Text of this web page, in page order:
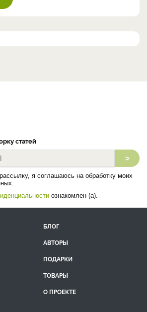
статей
>
я соглашаюсь на обработку моих
ознакомлен (а).
БЛОГ
АВТОРЫ
ПОДАРКИ
ТОВАРЫ
О ПРОЕКТЕ